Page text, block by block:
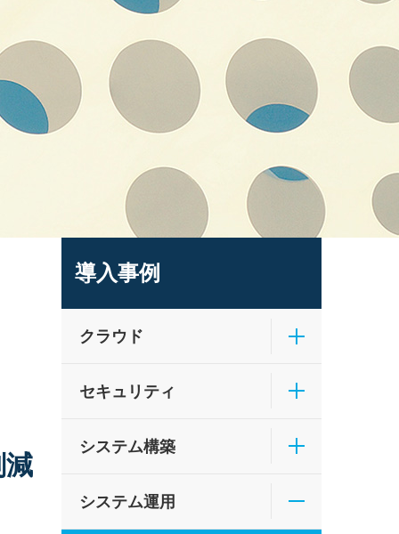
導入事例
クラウド
セキュリティ
システム構築
システム運用